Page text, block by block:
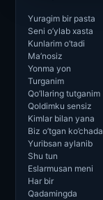
Yuragim bir pasta
Seni o’ylab xasta
Kunlarim o’tadi
Ma’nosiz
Yonma yon
Turganim
Qo’llaring tutganim
Qoldimku sensiz
Kimlar bilan yana
Biz o’tgan ko’chada
Yuribsan aylanib
Shu tun
Eslarmusan meni
Har bir
Qadamingda